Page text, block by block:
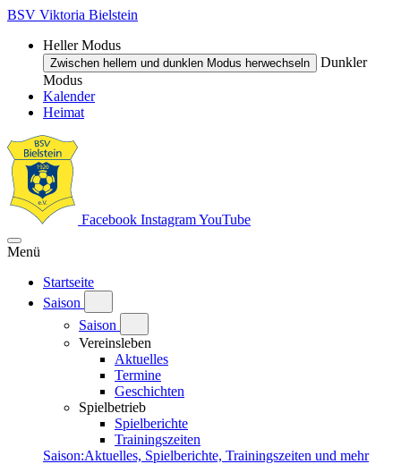
BSV Viktoria Bielstein
Heller Modus
Zwischen hellem und dunklen Modus herwechseln
Dunkler
Modus
Kalender
Heimat
Facebook InstagramYouTube
Menü
Startseite
Saison
Saison
Vereinsleben
Aktuelles
Termine
Geschichten
Spielbetrieb
Spielberichte
Trainingszeiten
Saison:Aktuelles, Spielberichte, Trainingszeiten und mehr